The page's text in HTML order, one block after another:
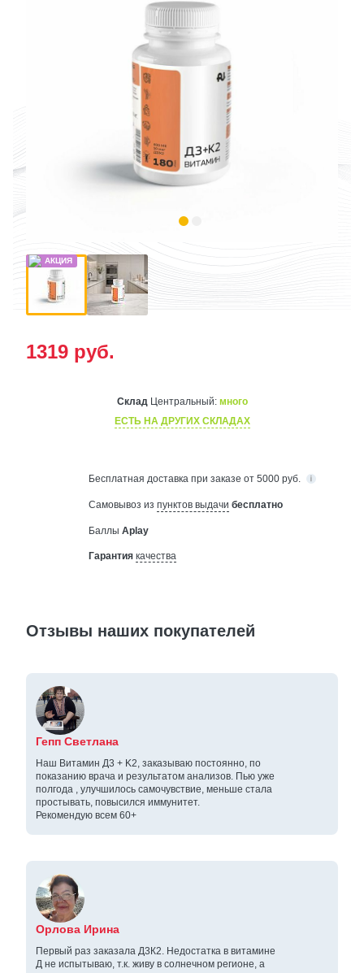
1319 руб.
Склад Центральный: много
ЕСТЬ НА ДРУГИХ СКЛАДАХ
Бесплатная доставка при заказе от 5000 руб.
Самовывоз из пунктов выдачи бесплатно
Баллы Aplay
Гарантия качества
Отзывы наших покупателей
Гепп Светлана
Наш Витамин Д3 + K2, заказываю постоянно, по
показанию врача и результатом анализов. Пью уже
полгода , улучшилось самочувствие, меньше стала
простывать, повысился иммунитет.
Рекомендую всем 60+
Орлова Ирина
Первый раз заказала Д3К2. Недостатка в витамине
Д не испытываю, т.к. живу в солнечном регионе, а